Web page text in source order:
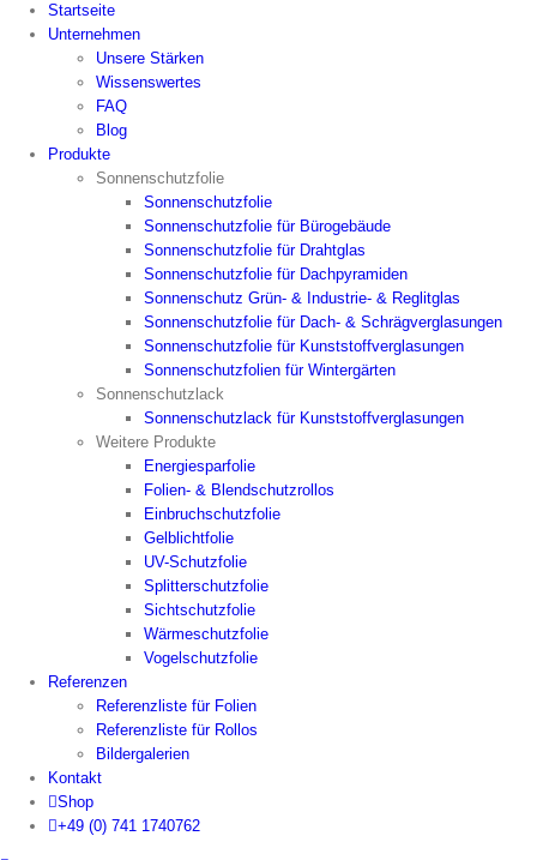
Startseite
Unternehmen
Unsere Stärken
Wissenswertes
FAQ
Blog
Produkte
Sonnenschutzfolie
Sonnenschutzfolie
Sonnenschutzfolie für Bürogebäude
Sonnenschutzfolie für Drahtglas
Sonnenschutzfolie für Dachpyramiden
Sonnenschutz Grün- & Industrie- & Reglitglas
Sonnenschutzfolie für Dach- & Schrägverglasungen
Sonnenschutzfolie für Kunststoffverglasungen
Sonnenschutzfolien für Wintergärten
Sonnenschutzlack
Sonnenschutzlack für Kunststoffverglasungen
Weitere Produkte
Energiesparfolie
Folien- & Blendschutzrollos
Einbruchschutzfolie
Gelblichtfolie
UV-Schutzfolie
Splitterschutzfolie
Sichtschutzfolie
Wärmeschutzfolie
Vogelschutzfolie
Referenzen
Referenzliste für Folien
Referenzliste für Rollos
Bildergalerien
Kontakt
Shop
+49 (0) 741 1740762